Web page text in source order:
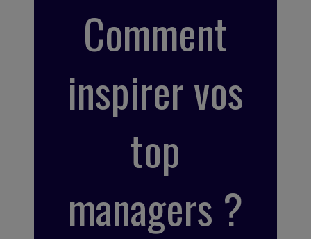
Comment
inspirer vos
top
managers ?